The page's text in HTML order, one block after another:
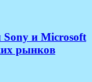
и Microsoft
рынков